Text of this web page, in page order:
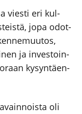
vies­ti eri kul­
jopa odot­
ja inves­toin­
kysyn­täen­
oli